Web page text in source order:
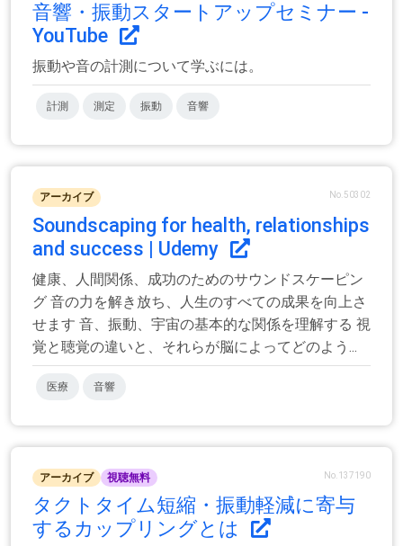
音響・振動スタートアップセミナー -
YouTube
振動や音の計測について学ぶには。
計測 測定 振動 音響
アーカイブ No.50302
Soundscaping for health, relationships
and success | Udemy
健康、人間関係、成功のためのサウンドスケーピン
グ 音の力を解き放ち、人生のすべての成果を向上さ
せます 音、振動、宇宙の基本的な関係を理解する 視
覚と聴覚の違いと、それらが脳によってどのよう...
医療 音響
アーカイブ 視聴無料 No.137190
タクトタイム短縮・振動軽減に寄与
するカップリングとは